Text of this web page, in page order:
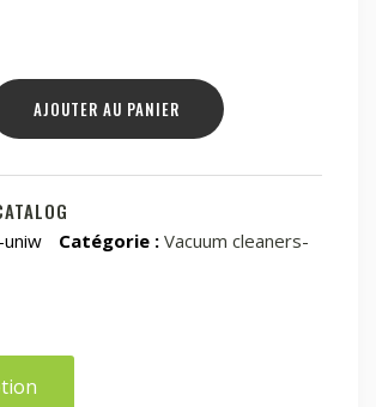
AJOUTER AU PANIER
Catégorie : Vacuum cleaners-